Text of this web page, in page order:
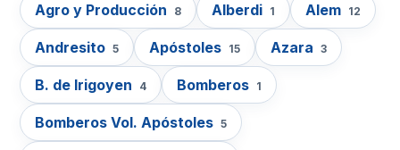
Agro y Producción 8 Alberdi 1 Alem 12
Andresito 5 Apóstoles 15 Azara 3
B. de Irigoyen 4 Bomberos 1
Bomberos Vol. Apóstoles 5